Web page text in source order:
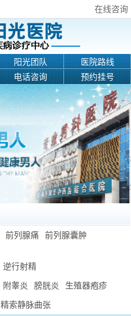
在线咨询
阳光团队
医院路线
电话咨询 预约挂号
前列腺痛
前列腺囊肿
逆行射精
附睾炎 膀胱炎
生殖器疱疹
精索静脉曲张